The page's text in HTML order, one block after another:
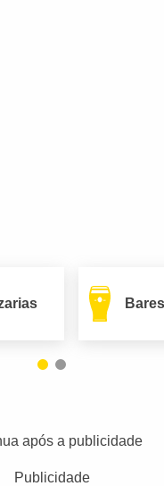
após a publicidade
Publicidade